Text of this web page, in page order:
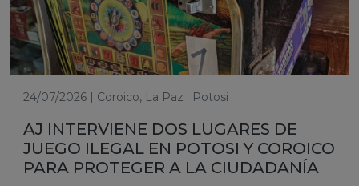
24/07/2026 | Coroico, La Paz ; Potosi
AJ INTERVIENE DOS LUGARES DE
JUEGO ILEGAL EN POTOSI Y COROICO
PARA PROTEGER A LA CIUDADANÍA